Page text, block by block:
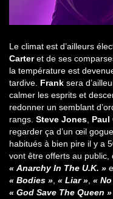
Le climat est d’ailleurs
Carteret de ses
la température est
tardive. Frank sera
calmer les esprits et
redonner un semblant
rangs. Steve Jones Paul
regarder ça d’un œil
habitués à bien pire il y a
vont être offerts au public,
« Anarchy In The U.K. »
« Bodies » « Liar » «
« God Save The Queen »